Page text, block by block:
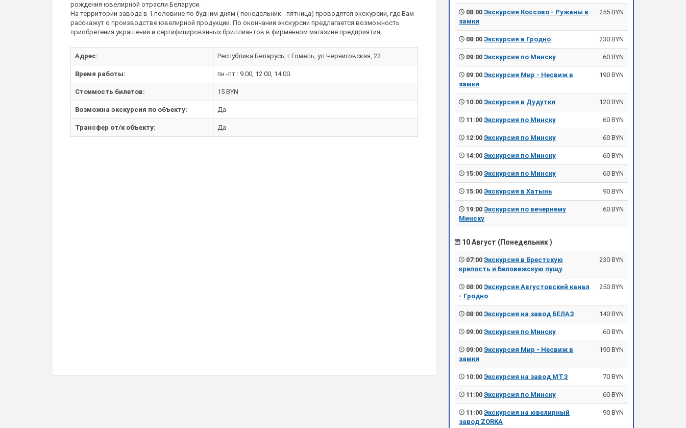
рождения ювелирной отрасли Беларуси.
На территории завода в 1 половине по будним дням ( понедельник- пятница) проводятся экскурсии, где Вам
расскажут о производстве ювелирной продукции. По окончании экскурсии предлагается возможность
приобретения украшений и сертифицированных бриллиантов в фирменном магазине предприятия,
Адрес: Республика Беларусь, г.Гомель, ул.Черниговская, 22.
Время работы: пн.-пт.: 9.00, 12.00, 14.00.
Стоимость билетов: 15 BYN
Возможна экскурсия по объекту: Да
Трансфер от/к объекту: Да
08:00Экскурсия Коссово - Ружаны в
замки
255 BYN
08:00Экскурсия в Гродно 230 BYN
09:00Экскурсия по Минску 60 BYN
09:00Экскурсия Мир - Несвиж в
замки
190 BYN
10:00Экскурсия в Дудутки 120 BYN
11:00Экскурсия по Минску 60 BYN
12:00Экскурсия по Минску 60 BYN
14:00Экскурсия по Минску 60 BYN
15:00Экскурсия по Минску 60 BYN
15:00Экскурсия в Хатынь 90 BYN
19:00Экскурсия по вечернему
Минску
60 BYN
10 Август (Понедельник )
07:00Экскурсия в Брестскую
крепость и Беловежскую пущу
230 BYN
08:00Экскурсия Августовский канал
- Гродно
250 BYN
08:00Экскурсия на завод БЕЛАЗ 140 BYN
09:00Экскурсия по Минску 60 BYN
09:00Экскурсия Мир - Несвиж в
замки
190 BYN
10:00Экскурсия на завод МТЗ 70 BYN
11:00Экскурсия по Минску 60 BYN
11:00Экскурсия на ювелирный
завод ZORKA
90 BYN